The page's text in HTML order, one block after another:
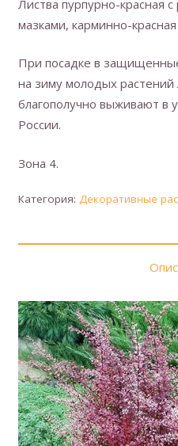
Листва пурпурно-красная
мазками, карминно-
При посадке в
на зиму молодых растений
благополучно выживают в
России.
Зона 4.
Категория: Декоративные